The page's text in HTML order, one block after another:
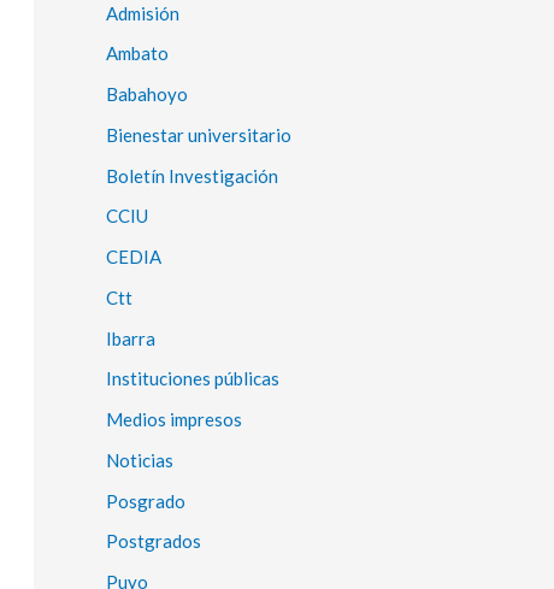
Admisión
Ambato
Babahoyo
Bienestar universitario
Boletín Investigación
CCIU
CEDIA
Ctt
Ibarra
Instituciones públicas
Medios impresos
Noticias
Posgrado
Postgrados
Puyo